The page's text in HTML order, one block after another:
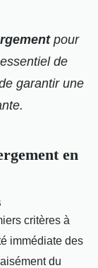
pour
de
garantir une
en
critères à
immédiate des
du